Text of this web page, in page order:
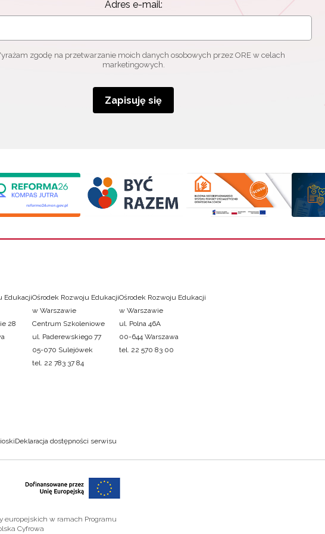
Adres e-mail:
zgodę na przetwarzanie moich danych osobowych przez ORE w celach
marketingowych.
Zapisuję się
Edukacji
28
Ośrodek Rozwoju Edukacji
w Warszawie
Centrum Szkoleniowe
ul. Paderewskiego 77
05-070 Sulejówek
tel. 22 783 37 84
Ośrodek Rozwoju Edukacji
w Warszawie
ul. Polna 46A
00-644 Warszawa
tel. 22 570 83 00
Deklaracja dostępności serwisu
europejskich w ramach Programu
Cyfrowa